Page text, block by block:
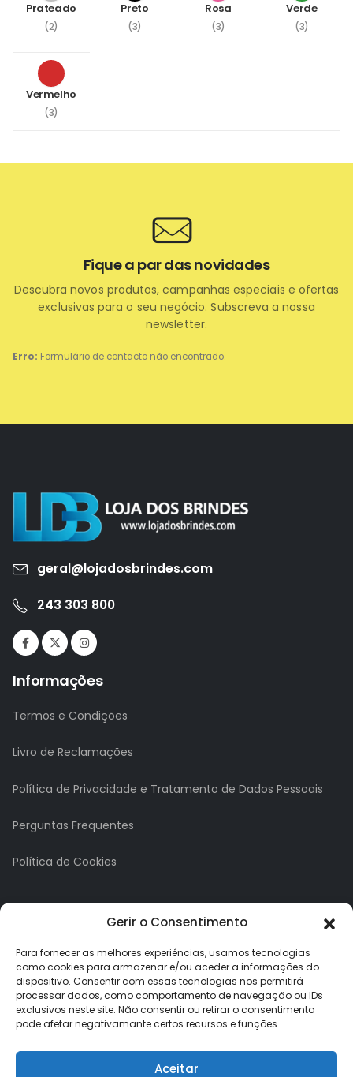
Gerir o Consentimento
Para fornecer as melhores experiências, usamos tecnologias
como cookies para armazenar e/ou aceder a informações do
dispositivo. Consentir com essas tecnologias nos permitirá
processar dados, como comportamento de navegação ou IDs
exclusivos neste site. Não consentir ou retirar o consentimento
pode afetar negativamante certos recursos e funções.
Aceitar
Prateado
(2)
Preto
(3)
Rosa
(3)
Verde
(3)
Vermelho
(3)
Erro: Formulário de contacto não encontrado.
Fique a par das novidades
Descubra novos produtos, campanhas especiais e ofertas
exclusivas para o seu negócio. Subscreva a nossa
newsletter.
geral@lojadosbrindes.com
243 303 800
Informações
Termos e Condições
Livro de Reclamações
Política de Privacidade e Tratamento de Dados Pessoais
Perguntas Frequentes
Política de Cookies
A minha conta
A Minha Conta
Histórico de Pedidos
Lista de Desejos
Newsletter